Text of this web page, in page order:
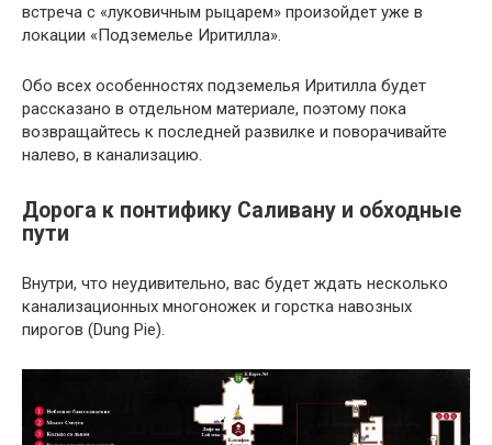
встреча с «луковичным рыцарем» произойдет уже в
локации «Подземелье Иритилла».
Обо всех особенностях подземелья Иритилла будет
рассказано в отдельном материале, поэтому пока
возвращайтесь к последней развилке и поворачивайте
налево, в канализацию.
Дорога к понтифику Саливану и обходные
пути
Внутри, что неудивительно, вас будет ждать несколько
канализационных многоножек и горстка навозных
пирогов (Dung Pie).